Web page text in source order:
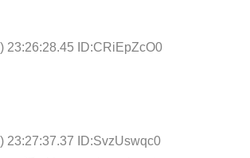
23:26:28.45 ID:CRiEpZcO0
23:27:37.37 ID:SvzUswqc0